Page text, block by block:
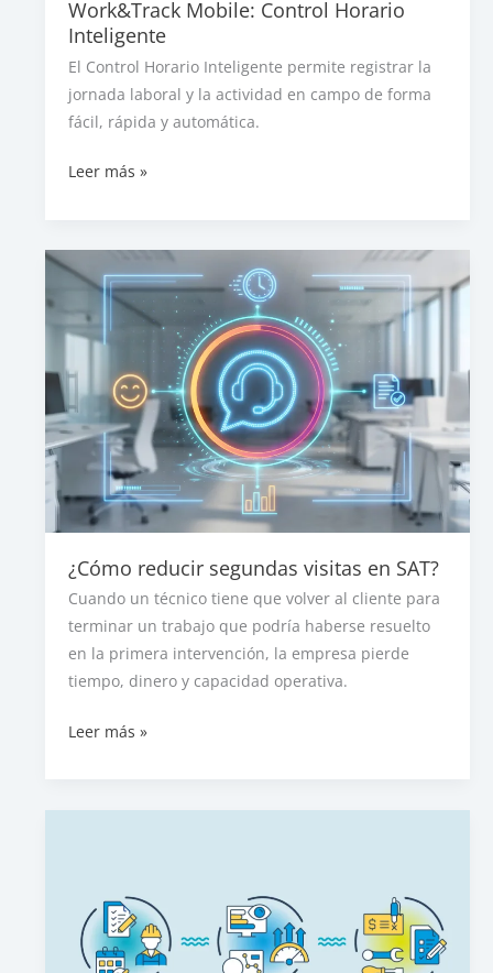
Work&Track Mobile: Control Horario
Inteligente
El Control Horario Inteligente permite registrar la
jornada laboral y la actividad en campo de forma
fácil, rápida y automática.
Work&Track
Horario
Inteligente
Leer más »
¿Cómo reducir segundas visitas en SAT?
Cuando un técnico tiene que volver al cliente para
terminar un trabajo que podría haberse resuelto
en la primera intervención, la empresa pierde
tiempo, dinero y capacidad operativa.
¿Cómo
visitas
Leer más »